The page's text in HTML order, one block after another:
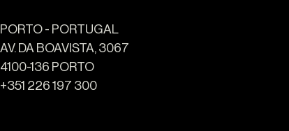
PORTO - PORTUGAL
AV. DA BOAVISTA, 3067
4100-136 PORTO
+351 226 197 300